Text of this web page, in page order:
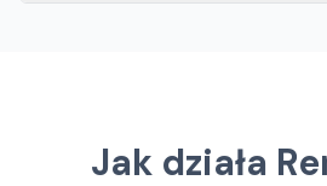
Jak działa